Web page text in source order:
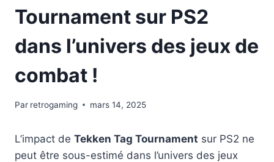
Tournament sur PS2
dans l’univers des jeux de
combat !
Par retrogaming mars 14, 2025
L’impact de Tekken Tag Tournament sur PS2 ne
peut être sous-estimé dans l’univers des jeux